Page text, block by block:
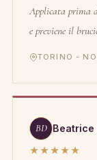
Applicata prima
e previene il
TORINO -
BD Beatrice
★★★★★